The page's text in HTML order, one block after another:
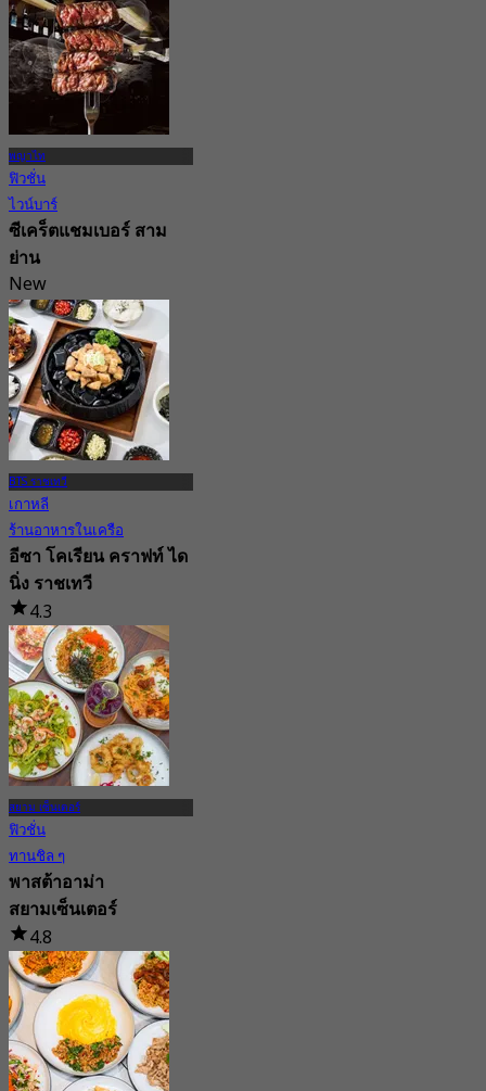
จาก฿ 525
พญาไท
ฟิวชั่น
ไวน์บาร์
ซีเคร็ตแชมเบอร์ สาม
ย่าน
New
4.2
จาก฿ 763.33
BTS ราชเทวี
เกาหลี
ร้านอาหารในเครือ
อีซา โคเรียน คราฟท์ ได
นิ่ง ราชเทวี
4.3
28 การจอง
จาก฿ 333
สยาม เซ็นเตอร์
ฟิวชั่น
ทานชิล ๆ
พาสต้าอาม่า
สยามเซ็นเตอร์
4.8
805 การจอง
จาก฿ 340